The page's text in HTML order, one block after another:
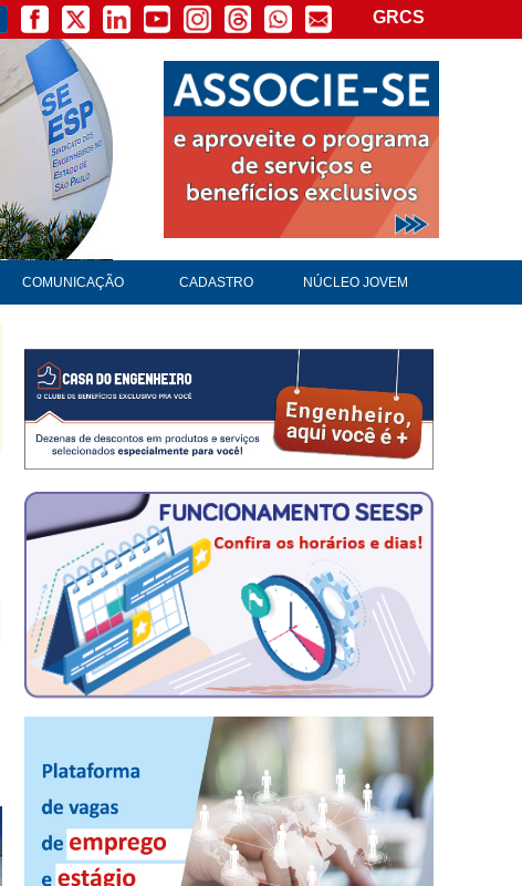
GRCS
COMUNICAÇÃO CADASTRO NÚCLEO JOVEM